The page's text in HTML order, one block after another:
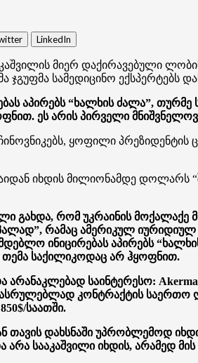
LinkedIn
მიერ დაქირავებული
ჯგუფმა სამედიცინო ექსპერტებს
აპირებს “ხალხის ძალა”,
ეს არის პირველი
ყოფილი
იხდის მილიონამდე დოლარს
გახდა, რომ უკრაინის
რამაც ამერიკულ
ინიცირებას აპირებს
თემა საქილიკოდაც არ ჰყოფნით.
საინტერესო:
კონტრაქტის
საათში.
თავის დახსნაში უპრობლემოდ
არა სააკაშვილი იხდის, არამედ